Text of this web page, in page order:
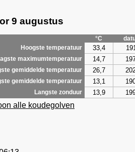
9 augustus
°C
Hoogste temperatuur
33,4
maximumtemperatuur 14,7
gemiddelde temperatuur 26,7
gemiddelde temperatuur 13,1
Langste zonduur 13,9
alle koudegolven